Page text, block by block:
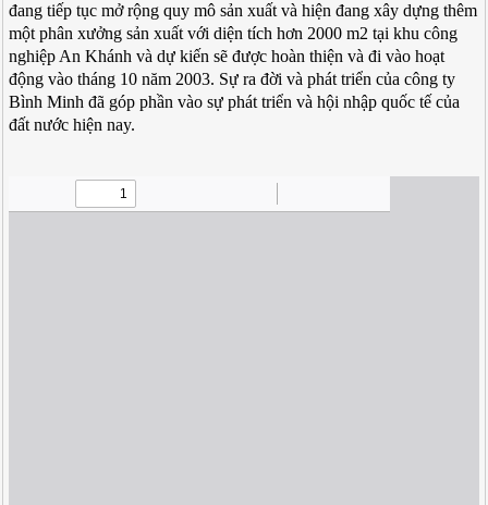
đang tiếp tục mở rộng quy mô sản xuất và hiện đang xây dựng thêm
một phân xưởng sản xuất với diện tích hơn 2000 m2 tại khu công
nghiệp An Khánh và dự kiến sẽ được hoàn thiện và đi vào hoạt
động vào tháng 10 năm 2003. Sự ra đời và phát triển của công ty
Bình Minh đã góp phần vào sự phát triển và hội nhập quốc tế của
đất nước hiện nay.